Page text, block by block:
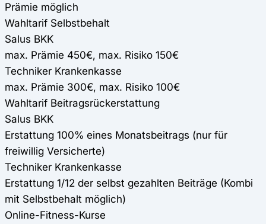
Prämie möglich
Wahltarif Selbstbehalt
Salus BKK
max. Prämie 450€, max. Risiko 150€
Techniker Krankenkasse
max. Prämie 300€, max. Risiko 100€
Wahltarif Beitragsrückerstattung
Salus BKK
Erstattung 100% eines Monatsbeitrags (nur für
freiwillig Versicherte)
Techniker Krankenkasse
Erstattung 1/12 der selbst gezahlten Beiträge (Kombi
mit Selbstbehalt möglich)
Online-Fitness-Kurse